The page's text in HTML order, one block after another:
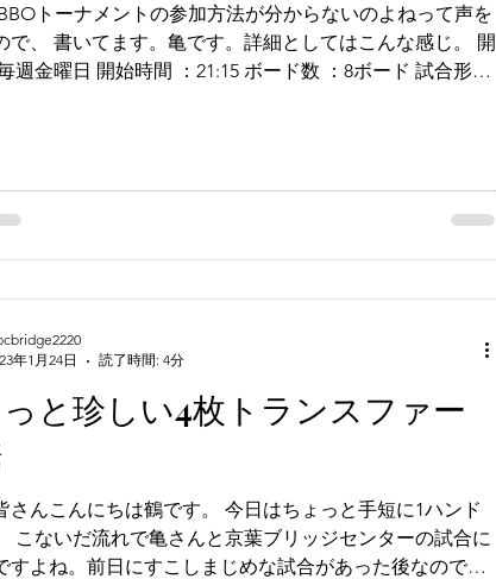
トーナメントの参加方法が分からないのよねって声を
で、 書いてます。亀です。詳細としてはこんな感じ。 開
と珍しい4枚トランスファー
さんこんにちは鶴です。 今日はちょっと手短に1ハンド
こないだ流れで亀さんと京葉ブリッジセンターの試合に
すよね。前日にすこしまじめな試合があった後なのでな
年1月24日
読了時間: 4分